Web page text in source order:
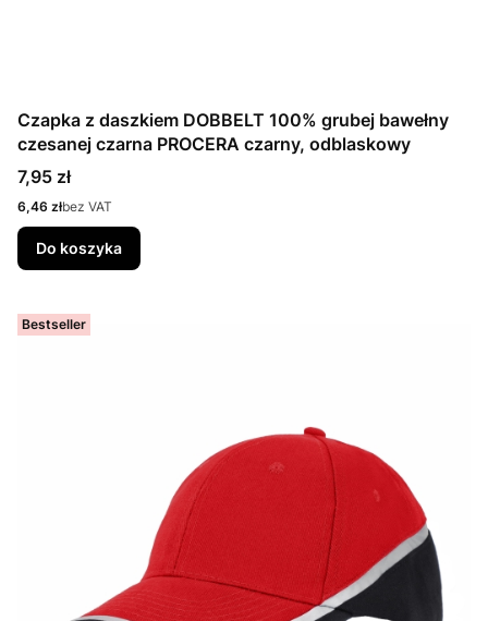
Czapka z daszkiem DOBBELT 100% grubej bawełny
czesanej czarna PROCERA czarny, odblaskowy
Cena
7,95 zł
Cena
6,46 złbez VAT
Do koszyka
Bestseller